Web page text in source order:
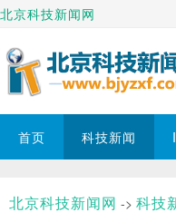
北京科技新闻网
首页 科技新闻
北京科技新闻网 -> 科技